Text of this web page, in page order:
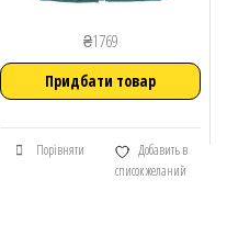
₴1769
Придбати товар
Порівняти
Добавить в
список желаний